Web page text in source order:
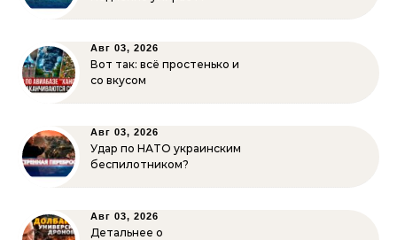
Авг 03, 2026
Вот так: всё простенько и
со вкусом
Авг 03, 2026
Удар по НАТО украинским
беспилотником?
Авг 03, 2026
Детальнее о